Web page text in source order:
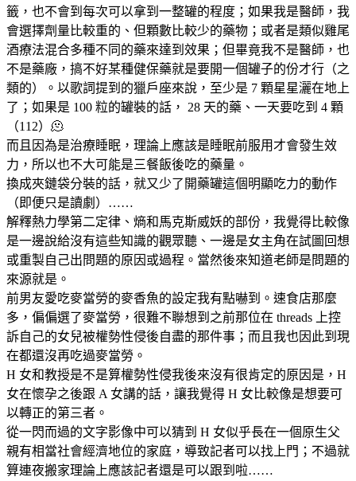
籤，也不會到每次可以拿到一整罐的程度；如果我是醫師，我
會選擇劑量比較重的、但顆數比較少的藥物；或者是類似雞尾
酒療法混合多種不同的藥來達到效果；但畢竟我不是醫師，也
不是藥廠，搞不好某種健保藥就是要開一個罐子的份才行（之
類的）。以歌詞提到的獵戶座來說，至少是 7 顆星星灑在地上
了；如果是 100 粒的罐裝的話， 28 天的藥、一天要吃到 4 顆
（112）🫠
而且因為是治療睡眠，理論上應該是睡眠前服用才會發生效
力，所以也不大可能是三餐飯後吃的藥量。
換成夾鏈袋分裝的話，就又少了開藥罐這個明顯吃力的動作
（即便只是讀劇）……
解釋熱力學第二定律、熵和馬克斯威妖的部份，我覺得比較像
是一邊說給沒有這些知識的觀眾聽、一邊是女主角在試圖回想
或重製自己出問題的原因或過程。當然後來知道老師是問題的
來源就是。
前男友愛吃麥當勞的麥香魚的設定我有點嚇到。速食店那麼
多，偏偏選了麥當勞，很難不聯想到之前那位在 threads 上控
訴自己的女兒被權勢性侵後自盡的那件事；而且我也因此到現
在都還沒再吃過麥當勞。
H 女和教授是不是算權勢性侵我後來沒有很肯定的原因是，H
女在懷孕之後跟 A 女講的話，讓我覺得 H 女比較像是想要可
以轉正的第三者。
從一閃而過的文字影像中可以猜到 H 女似乎長在一個原生父
親有相當社會經濟地位的家庭，導致記者可以找上門；不過就
算連夜搬家理論上應該記者還是可以跟到啦……